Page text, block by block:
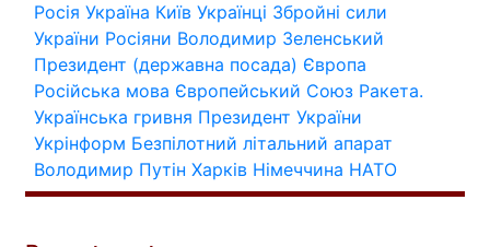
Росія Україна Київ Українці Збройні сили
України Росіяни Володимир Зеленський
Президент (державна посада) Європа
Російська мова Європейський Союз Ракета.
Українська гривня Президент України
Укрінформ Безпілотний літальний апарат
Володимир Путін Харків Німеччина НАТО